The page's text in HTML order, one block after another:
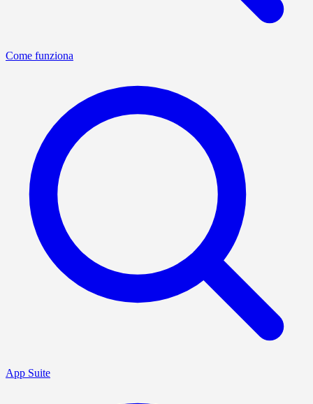
Come funziona
App Suite